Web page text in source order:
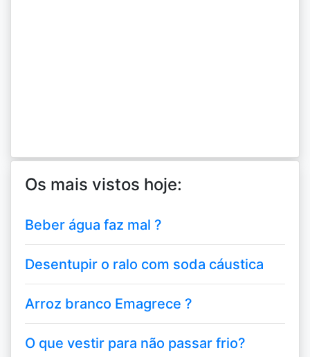
Os mais vistos hoje:
Beber água faz mal ?
Desentupir o ralo com soda cáustica
Arroz branco Emagrece ?
O que vestir para não passar frio?